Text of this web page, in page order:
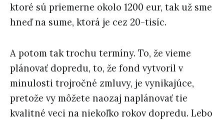
ktoré sú priemerne okolo 1200 eur, tak už sme
hneď na sume, ktorá je cez 20-tisíc.
A potom tak trochu termíny. To, že vieme
plánovať dopredu, to, že fond vytvoril v
minulosti trojročné zmluvy, je vynikajúce,
pretože vy môžete naozaj naplánovať tie
kvalitné veci na niekoľko rokov dopredu. Lebo